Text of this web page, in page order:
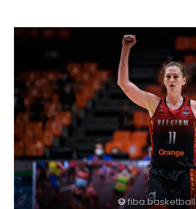
©fiba.basketball